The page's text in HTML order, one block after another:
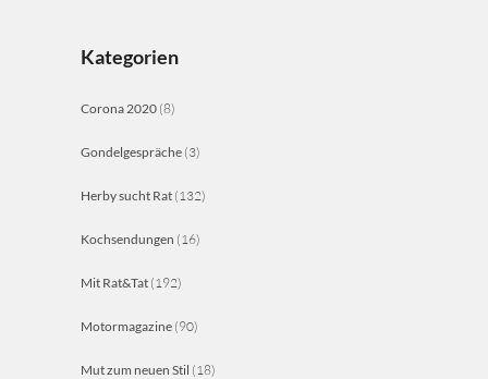
Kategorien
Corona 2020 (8)
Gondelgespräche (3)
Herby sucht Rat (132)
Kochsendungen (16)
Mit Rat&Tat (192)
Motormagazine (90)
Mut zum neuen Stil (18)